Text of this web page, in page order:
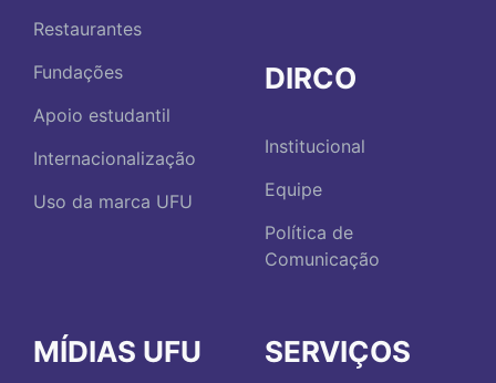
Restaurantes
Fundações
Apoio estudantil
Internacionalização
Uso da marca UFU
DIRCO
Institucional
Equipe
Política de
Comunicação
MÍDIAS UFU SERVIÇOS